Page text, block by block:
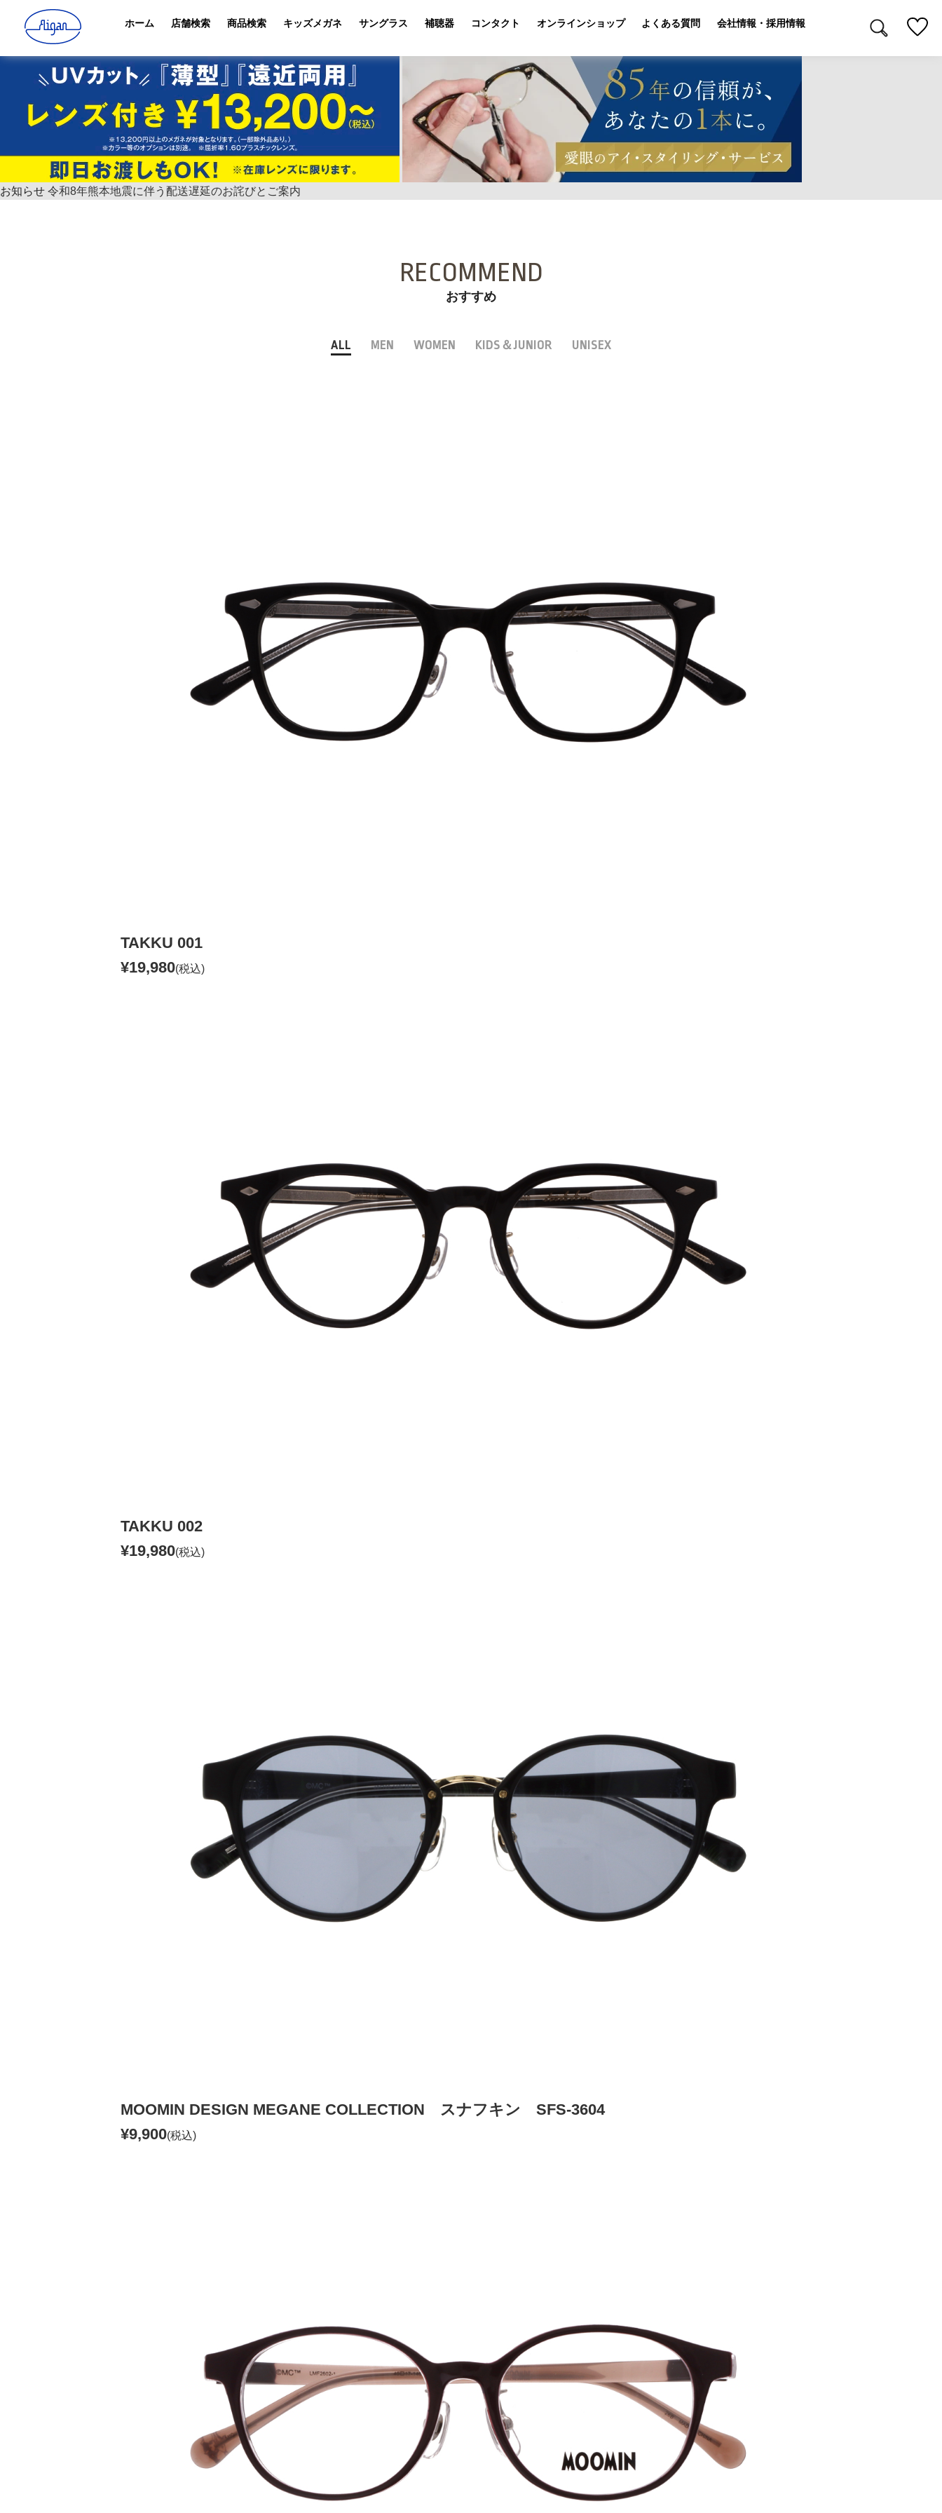
ホーム 店舗検索 商品検索 キッズメガネ サングラス 補聴器 コンタクト オンラインショップ よくある質問 会社情報・採用情報
お知らせ 令和8年熊本地震に伴う配送遅延のお詫びとご案内
RECOMMEND
おすすめ
ALL MEN WOMEN KIDS＆JUNIOR UNISEX
TAKKU 001
¥19,980(税込)
TAKKU 002
¥19,980(税込)
MOOMIN DESIGN MEGANE COLLECTION スナフキン SFS-3604
¥9,900(税込)